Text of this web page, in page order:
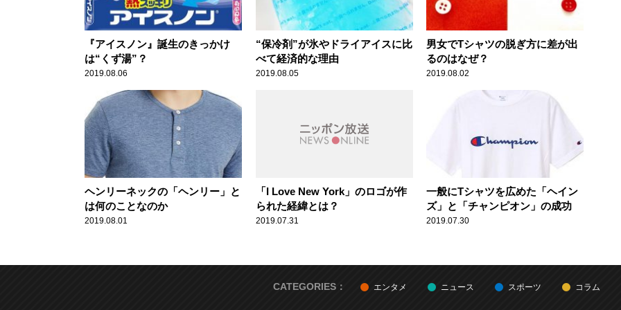
『アイスノン』誕生のきっかけ
は“くず湯”？
2019.08.06
“保冷剤”が氷やドライアイスに比
べて経済的な理由
2019.08.05
男女でTシャツの脱ぎ方に差が出
るのはなぜ？
2019.08.02
ヘンリーネックの「ヘンリー」と
は何のことなのか
2019.08.01
「I Love New York」のロゴが作
られた経緯とは？
2019.07.31
一般にTシャツを広めた「ヘイン
ズ」と「チャンピオン」の成功
2019.07.30
CATEGORIES： エンタメ ニュース スポーツ コラム